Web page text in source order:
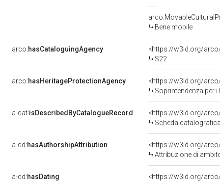
Bene mobile
arco:hasCataloguingAgency
<https://w3id.org/
S22
arco:hasHeritageProtectionAgency
<https://w3id.org/
Soprintendenza per
a-cat:isDescribedByCatalogueRecord
<https://w3id.org/
Scheda
a-cd:hasAuthorshipAttribution
<https://w3id.org/
Attribuzione di
a-cd:hasDating
<https://w3id.org/